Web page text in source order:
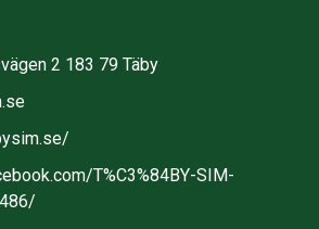
2 183 79 Täby
T%C3%84BY-SIM-